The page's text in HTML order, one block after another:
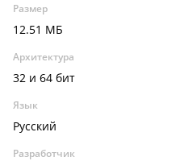
Размер
12.51 МБ
Архитектура
32 и 64 бит
Язык
Русский
Разработчик